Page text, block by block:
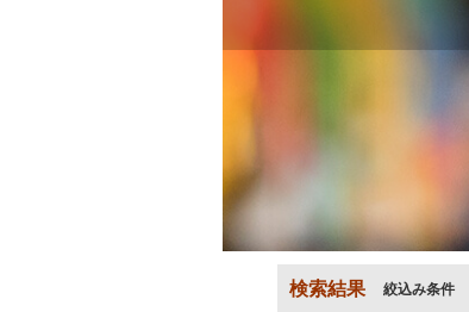
検索結果 絞込み条件